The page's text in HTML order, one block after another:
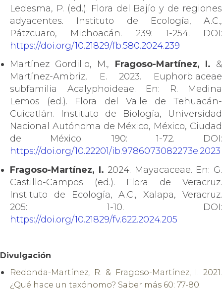
Ledesma, P. (ed.). Flora del Bajío y de regiones
adyacentes. Instituto de Ecología, A.C.,
Pátzcuaro, Michoacán. 239: 1-254. DOI:
https://doi.org/10.21829/fb.580.2024.239
Martínez Gordillo, M., Fragoso-Martínez, I. &
Martínez-Ambriz, E. 2023. Euphorbiaceae
subfamilia Acalyphoideae. En: R. Medina
Lemos (ed.). Flora del Valle de Tehuacán-
Cuicatlán. Instituto de Biología, Universidad
Nacional Autónoma de México, México, Ciudad
de México. 190: 1-72. DOI:
https://doi.org/10.22201/ib.9786073082273e.2023
Fragoso-Martínez, I. 2024. Mayacaceae. En: G.
Castillo-Campos (ed.). Flora de Veracruz.
Instituto de Ecología, A.C., Xalapa, Veracruz.
205: 1-10. DOI:
https://doi.org/10.21829/fv.622.2024.205
Divulgación
Redonda-Martínez, R. & Fragoso-Martínez, I. 2021.
¿Qué hace un taxónomo? Saber más 60: 77-80.